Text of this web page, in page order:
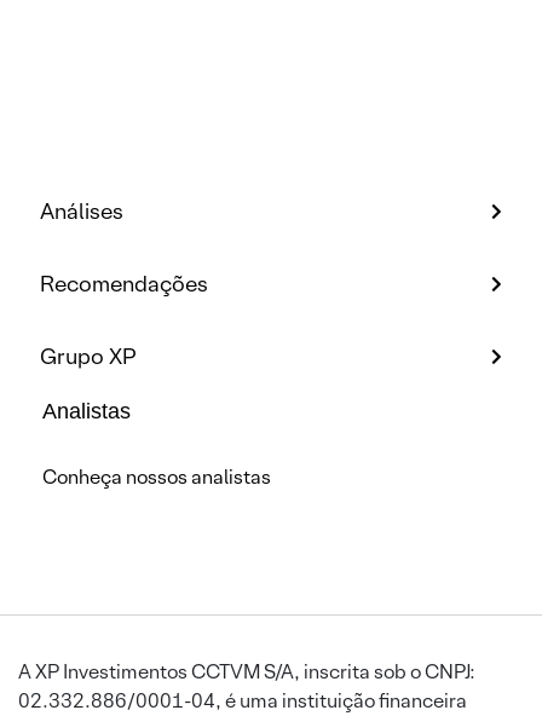
Análises
Recomendações
Grupo XP
Analistas
Conheça nossos analistas
A XP Investimentos CCTVM S/A, inscrita sob o CNPJ:
02.332.886/0001-04, é uma instituição financeira